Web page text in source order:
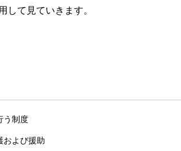
して見ていきます。
う制度
および援助